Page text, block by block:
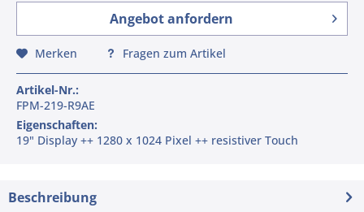
Angebot anfordern
Merken Fragen zum Artikel
Artikel-Nr.:
FPM-219-R9AE
Eigenschaften:
19" Display ++ 1280 x 1024 Pixel ++ resistiver Touch
Beschreibung